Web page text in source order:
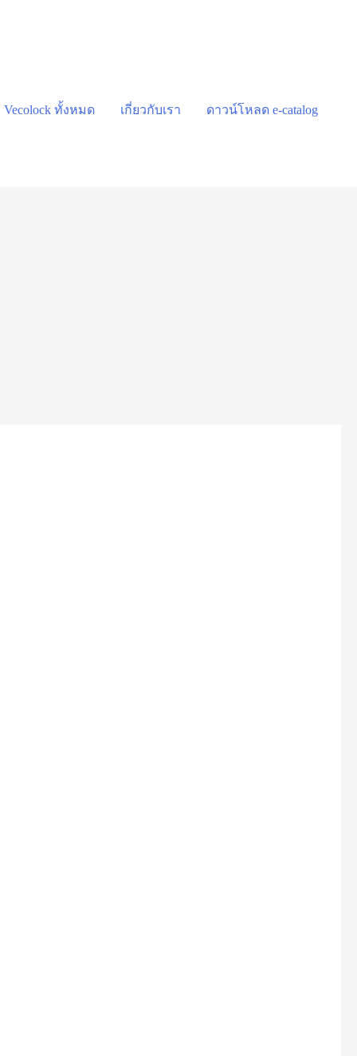
ทั้งหมด เกี่ยวกับเรา ดาวน์โหลด e-catalog